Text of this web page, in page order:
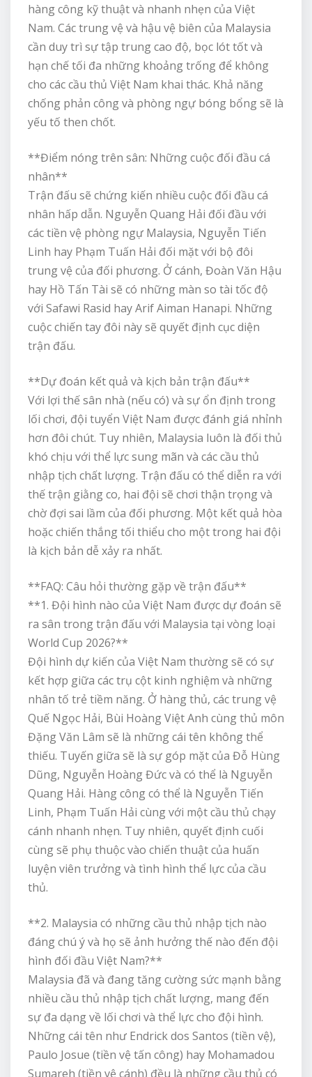
hàng công kỹ thuật và nhanh nhẹn của Việt
Nam. Các trung vệ và hậu vệ biên của Malaysia
cần duy trì sự tập trung cao độ, bọc lót tốt và
hạn chế tối đa những khoảng trống để không
cho các cầu thủ Việt Nam khai thác. Khả năng
chống phản công và phòng ngự bóng bổng sẽ là
yếu tố then chốt.
**Điểm nóng trên sân: Những cuộc đối đầu cá
nhân**
Trận đấu sẽ chứng kiến nhiều cuộc đối đầu cá
nhân hấp dẫn. Nguyễn Quang Hải đối đầu với
các tiền vệ phòng ngự Malaysia, Nguyễn Tiến
Linh hay Phạm Tuấn Hải đối mặt với bộ đôi
trung vệ của đối phương. Ở cánh, Đoàn Văn Hậu
hay Hồ Tấn Tài sẽ có những màn so tài tốc độ
với Safawi Rasid hay Arif Aiman Hanapi. Những
cuộc chiến tay đôi này sẽ quyết định cục diện
trận đấu.
**Dự đoán kết quả và kịch bản trận đấu**
Với lợi thế sân nhà (nếu có) và sự ổn định trong
lối chơi, đội tuyển Việt Nam được đánh giá nhỉnh
hơn đôi chút. Tuy nhiên, Malaysia luôn là đối thủ
khó chịu với thể lực sung mãn và các cầu thủ
nhập tịch chất lượng. Trận đấu có thể diễn ra với
thế trận giằng co, hai đội sẽ chơi thận trọng và
chờ đợi sai lầm của đối phương. Một kết quả hòa
hoặc chiến thắng tối thiểu cho một trong hai đội
là kịch bản dễ xảy ra nhất.
**FAQ: Câu hỏi thường gặp về trận đấu**
**1. Đội hình nào của Việt Nam được dự đoán sẽ
ra sân trong trận đấu với Malaysia tại vòng loại
World Cup 2026?**
Đội hình dự kiến của Việt Nam thường sẽ có sự
kết hợp giữa các trụ cột kinh nghiệm và những
nhân tố trẻ tiềm năng. Ở hàng thủ, các trung vệ
Quế Ngọc Hải, Bùi Hoàng Việt Anh cùng thủ môn
Đặng Văn Lâm sẽ là những cái tên không thể
thiếu. Tuyến giữa sẽ là sự góp mặt của Đỗ Hùng
Dũng, Nguyễn Hoàng Đức và có thể là Nguyễn
Quang Hải. Hàng công có thể là Nguyễn Tiến
Linh, Phạm Tuấn Hải cùng với một cầu thủ chạy
cánh nhanh nhẹn. Tuy nhiên, quyết định cuối
cùng sẽ phụ thuộc vào chiến thuật của huấn
luyện viên trưởng và tình hình thể lực của cầu
thủ.
**2. Malaysia có những cầu thủ nhập tịch nào
đáng chú ý và họ sẽ ảnh hưởng thế nào đến đội
hình đối đầu Việt Nam?**
Malaysia đã và đang tăng cường sức mạnh bằng
nhiều cầu thủ nhập tịch chất lượng, mang đến
sự đa dạng về lối chơi và thể lực cho đội hình.
Những cái tên như Endrick dos Santos (tiền vệ),
Paulo Josue (tiền vệ tấn công) hay Mohamadou
Sumareh (tiền vệ cánh) đều là những cầu thủ có